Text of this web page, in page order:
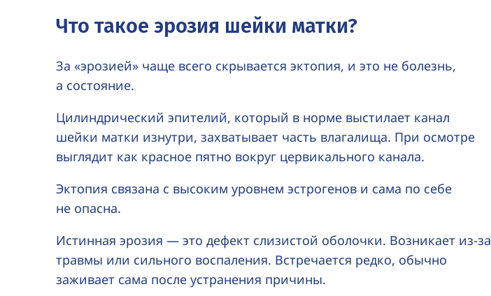
Что такое эрозия шейки матки?
За «эрозией» чаще всего скрывается эктопия, и это не болезнь,
а состояние.
Цилиндрический эпителий, который в норме выстилает канал
шейки матки изнутри, захватывает часть влагалища. При осмотре
выглядит как красное пятно вокруг цервикального канала.
Эктопия связана с высоким уровнем эстрогенов и сама по себе
не опасна.
Истинная эрозия — это дефект слизистой оболочки. Возникает из-за
травмы или сильного воспаления. Встречается редко, обычно
заживает сама после устранения причины.